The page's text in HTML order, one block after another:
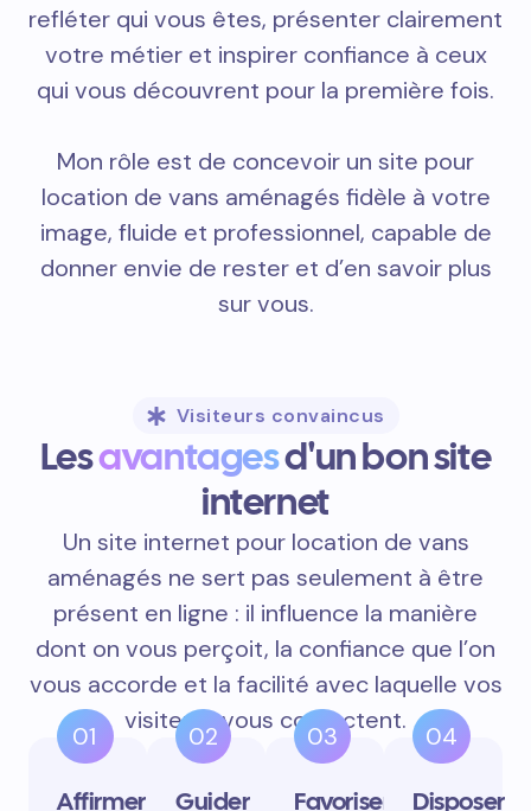
refléter qui vous êtes, présenter clairement
votre métier et inspirer confiance à ceux
qui vous découvrent pour la première fois.
Mon rôle est de concevoir un site pour
location de vans aménagés fidèle à votre
image, fluide et professionnel, capable de
donner envie de rester et d’en savoir plus
sur vous.
Visiteurs convaincus
Lesavantagesd'un bon site
internet
Un site internet pour location de vans
aménagés ne sert pas seulement à être
présent en ligne : il influence la manière
dont on vous perçoit, la confiance que l’on
vous accorde et la facilité avec laquelle vos
visiteurs vous contactent.
01
Affirmer
02
Guider
03
Favoriser
04
Disposer